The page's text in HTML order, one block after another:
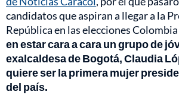
candidatos que aspiran a llegar a la
República en las elecciones
en estar cara a cara un grupo de
exalcaldesa de Bogotá, Claudia
quiere ser la primera mujer
del país.